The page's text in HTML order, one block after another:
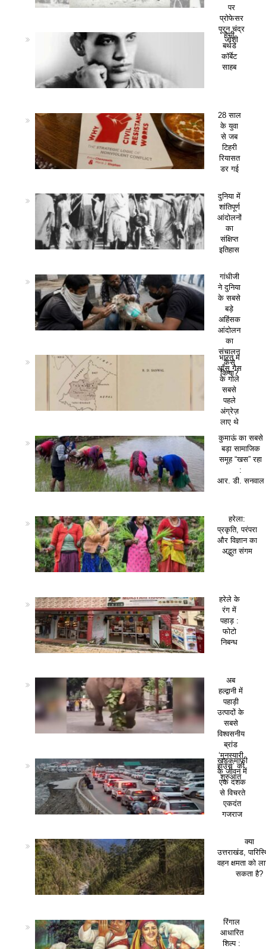
पर
प्रोफेसर
पूरन चंद्र
जोशी
हैप्पी
बर्थडे
कॉर्बेट
साहब
28 साल
के युवा
से जब
टिहरी
रियासत
डर गई
दुनिया में
शांतिपूर्ण
आंदोलनों
का
संक्षिप्त
इतिहास
गांधीजी
ने दुनिया
के सबसे
बड़े
अहिंसक
आंदोलन
का
संचालन
कैसे
किया?
भारत में
आँसू गैस
के गोले
सबसे
पहले
अंग्रेज़
लाए थे
कुमाऊं का सबसे
बड़ा सामाजिक
समूह “खस” रहा
:
आर. डी. सनवाल
हरेला:
प्रकृति, परंपरा
और विज्ञान का
अद्भुत संगम
हरेले के
रंग में
पहाड़ :
फोटो
निबन्ध
अब
हल्द्वानी में
पहाड़ी
उत्पादों के
सबसे
विश्वसनीय
ब्रांड
‘मुनस्यारी
हाउस’ की
शुरुआत
खड़कमाफी
के जीवन में
एक दशक
से विचरते
एकदंत
गजराज
क्या
उत्तराखंड,
वहन क्षमता को
सकता है?
रिंगाल
आधारित
शिल्प :